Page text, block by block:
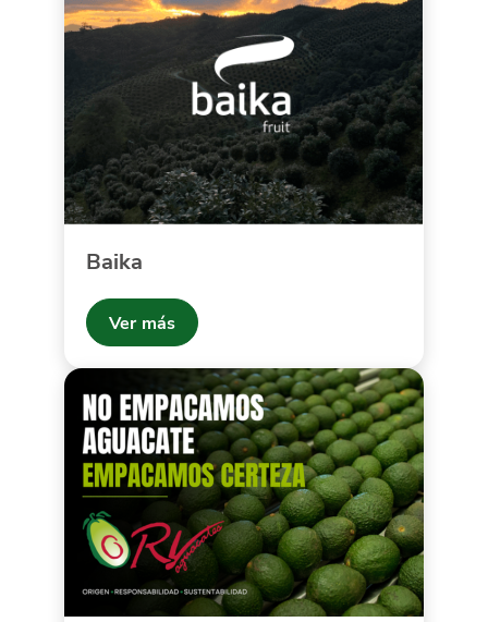
Baika
Ver más